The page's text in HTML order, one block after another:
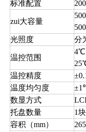
标准配置
zui大容量
光照度
分
温控范围
4℃
温控精度
温度均匀度
数显方式
托盘数量
1块
容积（mm）